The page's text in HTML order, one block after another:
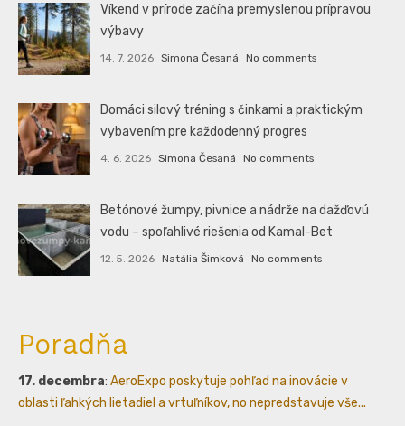
Víkend v prírode začína premyslenou prípravou
výbavy
14. 7. 2026 Simona Česaná No comments
Domáci silový tréning s činkami a praktickým
vybavením pre každodenný progres
4. 6. 2026 Simona Česaná No comments
Betónové žumpy, pivnice a nádrže na dažďovú
vodu – spoľahlivé riešenia od Kamal-Bet
12. 5. 2026 Natália Šimková No comments
Poradňa
17. decembra: AeroExpo poskytuje pohľad na inovácie v
oblasti ľahkých lietadiel a vrtuľníkov, no nepredstavuje vše...